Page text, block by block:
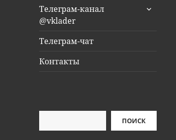
Телеграм-канал
@vklader
раскрыть
Телеграм-чат
Контакты
ПОИСК